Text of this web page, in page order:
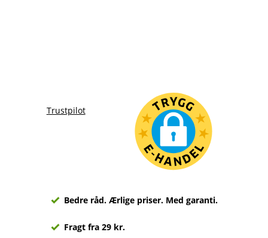
Trustpilot
Bedre råd. Ærlige priser. Med garanti.
Fragt fra 29 kr.